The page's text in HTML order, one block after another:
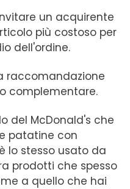
un acquirente
più costoso per
dell'ordine.
raccomandazione
complementare.
del McDonald's che
patatine con
lo stesso usato da
prodotti che spesso
a quello che hai